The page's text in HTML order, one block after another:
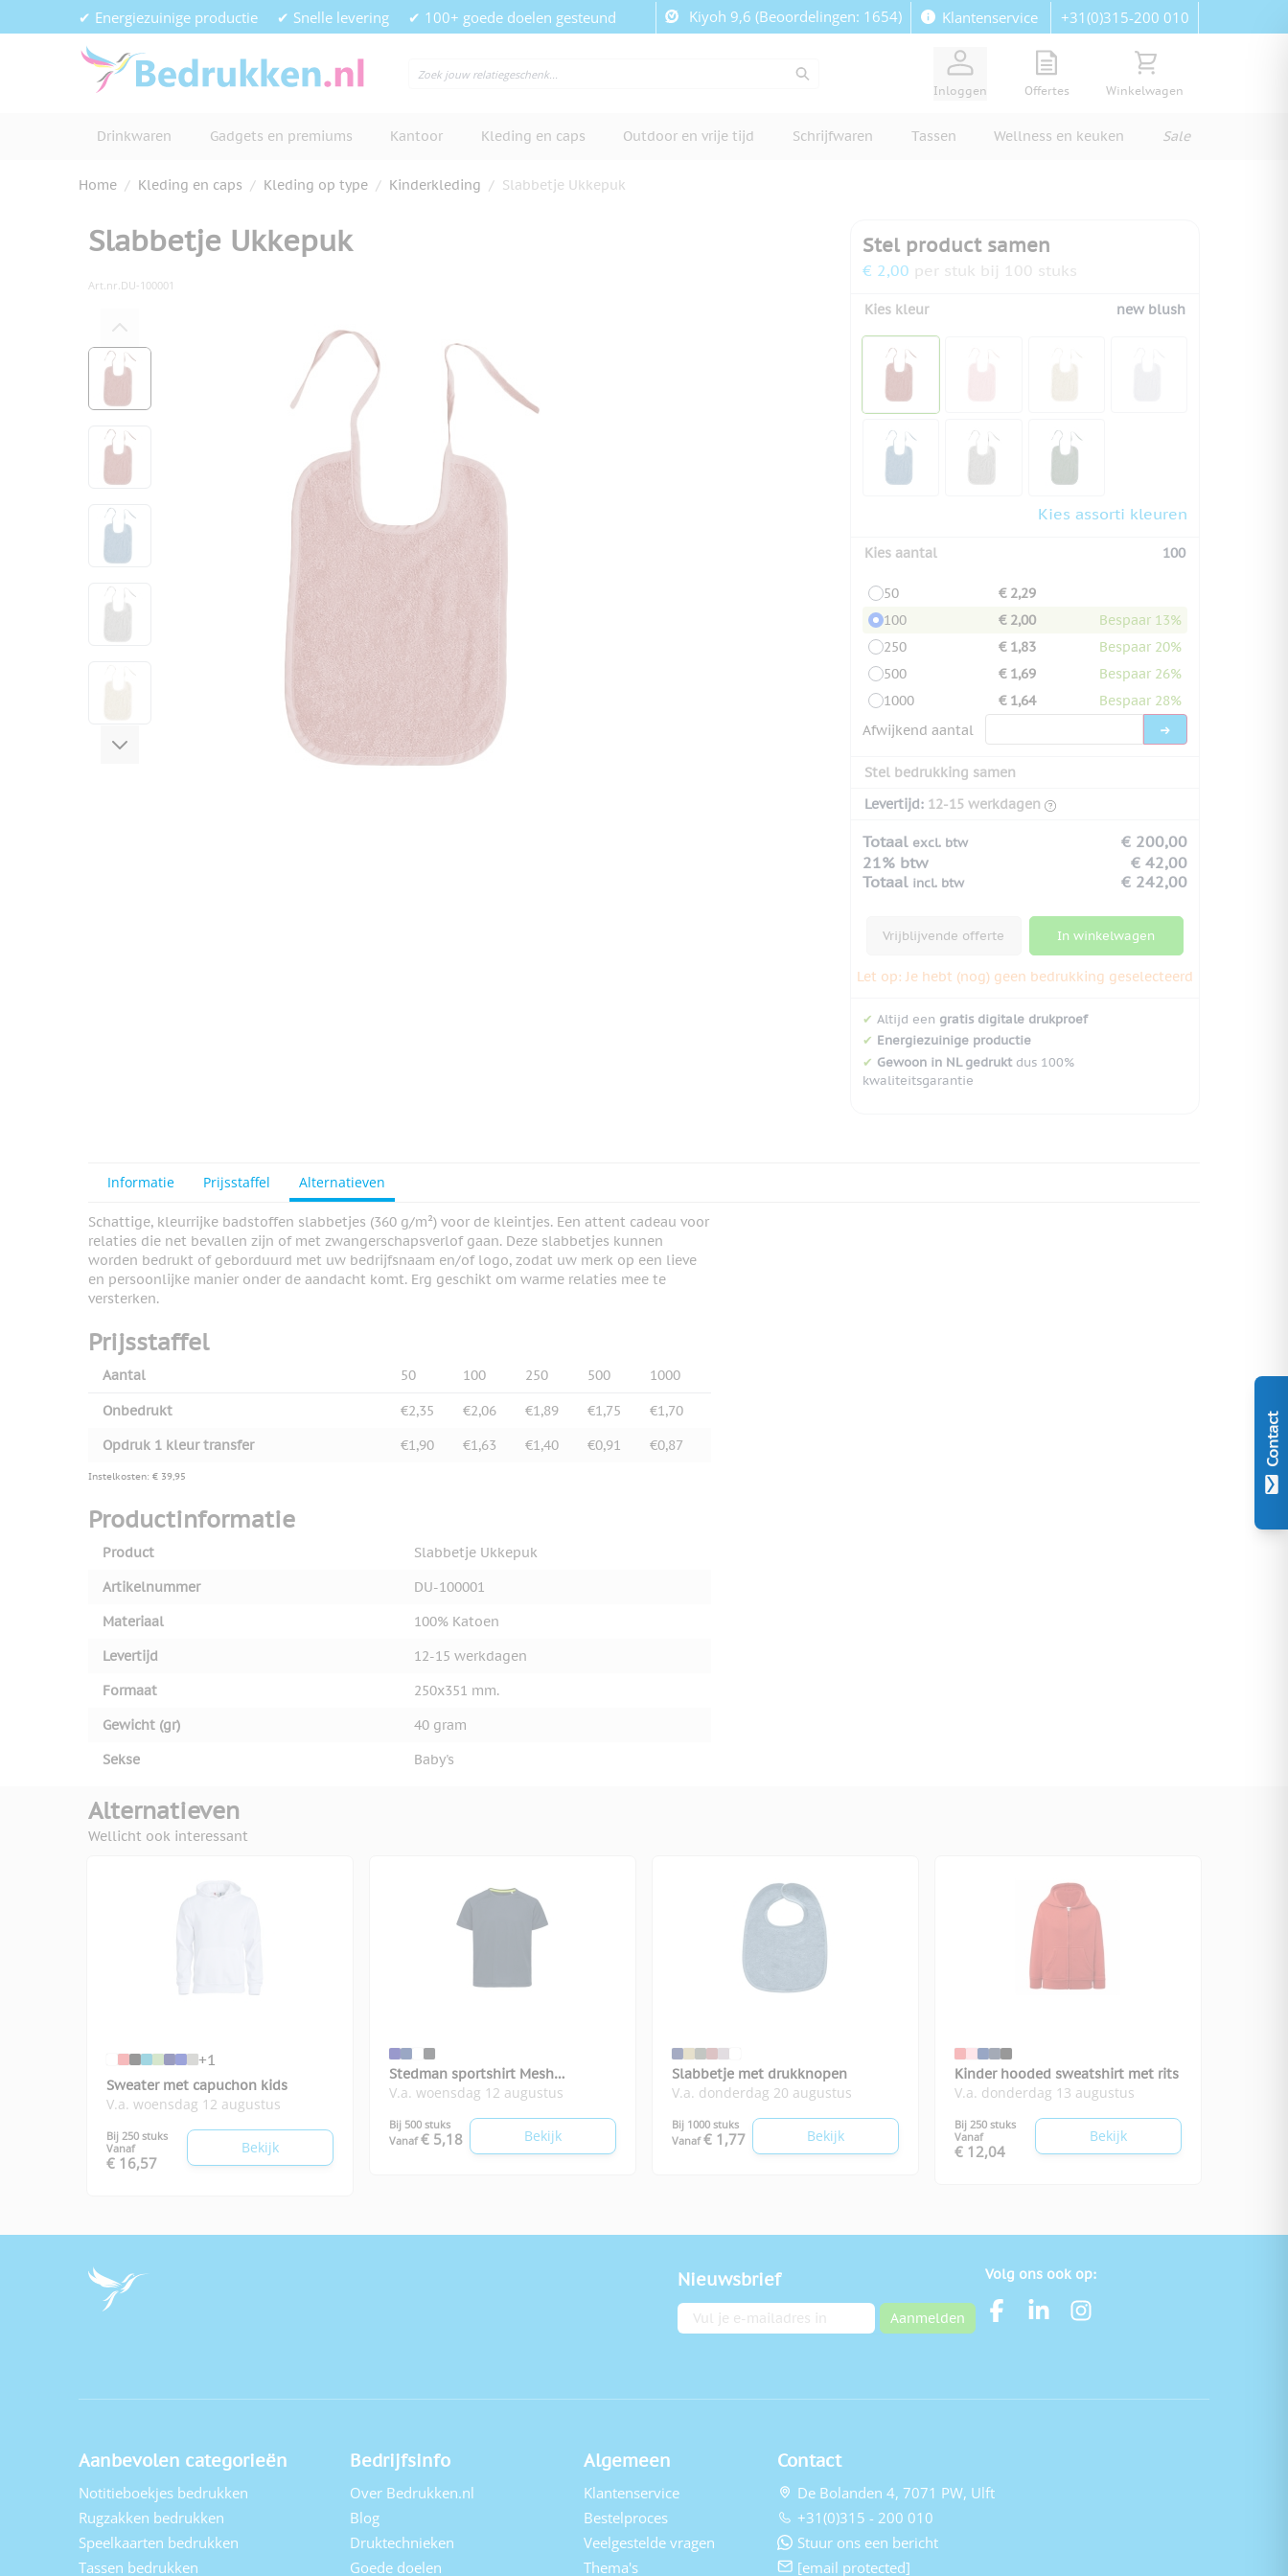
Contact
Ga naar de inhoud✔ Energiezuinige productie ✔ Snelle levering ✔ 100+ goede doelen gesteund Kiyoh 9,6 (Beoordelingen: 1654) Klantenservice +31(0)315-200 010
Inloggen
View quote, Quote is empty
Offertes
Bekijk winkelwagen,
Winkelwagen
Drinkwaren Gadgets en premiums Kantoor Kleding en caps Outdoor en vrije tijd Schrijfwaren Tassen Wellness en keuken Sale
Home / Kleding en caps / Kleding op type / Kinderkleding / Slabbetje Ukkepuk
Slabbetje Ukkepuk
Art.nr.DU-100001
View larger image
View larger image
View larger image
View larger image
View larger image
Stel product samen
€ 2,00 per stuk bij 100 stuks
Kies kleur new blush
Kies assorti kleuren
Kies aantal 100
50
€ 2,29
100
€ 2,00
Bespaar 13%
250
€ 1,83
Bespaar 20%
500
€ 1,69
Bespaar 26%
1000
€ 1,64
Bespaar 28%
Afwijkend aantal
Stel bedrukking samen
Levertijd: 12-15 werkdagen
Totaal excl. btw
€ 200,00
21% btw
€ 42,00
Totaal incl. btw € 242,00
Vrijblijvende offerte In winkelwagen
Let op: Je hebt (nog) geen bedrukking geselecteerd
✔ Altijd een gratis digitale drukproef
✔ Energiezuinige productie
✔ Gewoon in NL gedruktdus 100%
kwaliteitsgarantie
Informatie Prijsstaffel Alternatieven
Schattige, kleurrijke badstoffen slabbetjes (360 g/m²) voor de kleintjes. Een attent cadeau voor
relaties die net bevallen zijn of met zwangerschapsverlof gaan. Deze slabbetjes kunnen
worden bedrukt of geborduurd met uw bedrijfsnaam en/of logo, zodat uw merk op een lieve
en persoonlijke manier onder de aandacht komt. Erg geschikt om warme relaties mee te
versterken.
Prijsstaffel
Aantal 50 100 250 500 1000
Onbedrukt €2,35 €2,06 €1,89 €1,75
€1,70
Opdruk 1 kleur transfer
€1,90 €1,63 €1,40 €0,91 €0,87
Instelkosten: € 39,95
Productinformatie
Product
Slabbetje Ukkepuk
Artikelnummer
DU-100001
Materiaal
100% Katoen
Levertijd
12-15 werkdagen
Formaat
250x351 mm.
Gewicht (gr)
40 gram
Sekse
Baby's
Alternatieven
Wellicht ook interessant
+1
Sweater met capuchon kids
V.a. woensdag 12 augustus
Bij 250 stuks
Vanaf
€ 16,57
Bekijk
Stedman sportshirt Mesh
ActiveDry for kids
V.a. woensdag 12 augustus
Bij 500 stuks
Vanaf € 5,18 Bekijk
Slabbetje met drukknopen
V.a. donderdag 20 augustus
Bij 1000 stuks
Vanaf € 1,77 Bekijk
Kinder hooded sweatshirt met rits
V.a. donderdag 13 augustus
Bij 250 stuks
Vanaf
€ 12,04
Bekijk
Nieuwsbrief
E-mailadres Aanmelden
Volg ons ook op:
Aanbevolen categorieën
Notitieboekjes bedrukken
Rugzakken bedrukken
Speelkaarten bedrukken
Tassen bedrukken
Bedrijfsinfo
Over Bedrukken.nl
Blog
Druktechnieken
Goede doelen
Algemeen
Klantenservice
Bestelproces
Veelgestelde vragen
Thema's
Contact
De Bolanden 4, 7071 PW, Ulft
+31(0)315 - 200 010
Stuur ons een bericht
[email protected]